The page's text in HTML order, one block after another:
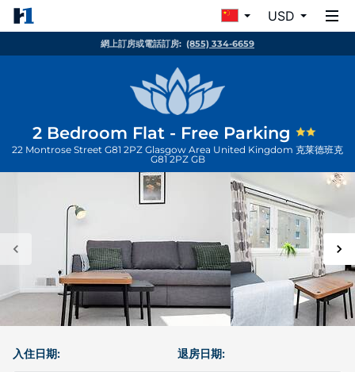
USD
網上訂房或電話訂房: (855) 334-6659
2 Bedroom Flat - Free Parking
22 Montrose Street G81 2PZ Glasgow Area United Kingdom 克莱德班克
G81 2PZ GB
入住日期: 退房日期: